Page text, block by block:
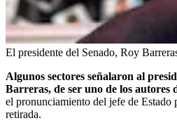
El presidente del Senado, Roy
Algunos sectores señalaron al
Barreras, de ser uno de los autores
el pronunciamiento del jefe de
retirada.